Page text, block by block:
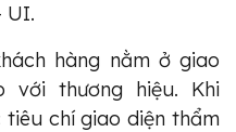
UI.
hàng nằm ở giao
thương hiệu. Khi
chí giao diện thẩm